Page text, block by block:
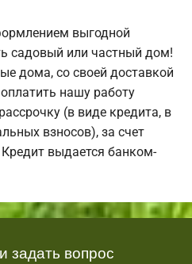
выгодной
садовый или частный дом!
дома, со своей доставкой
нашу работу
(в виде кредита, в
взносов), за счет
выдается банком-
задать вопрос